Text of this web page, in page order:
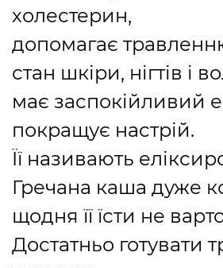
холестерин,
допомагає
стан шкіри, нігтів і
має заспокійливий
покращує настрій.
Її називають
Гречана каша дуже
щодня її їсти не
Достатньо готувати